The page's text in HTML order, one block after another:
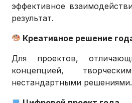
эффективное
результат.
Креативное решение
Для проектов,
концепцией,
нестандартными решениями.